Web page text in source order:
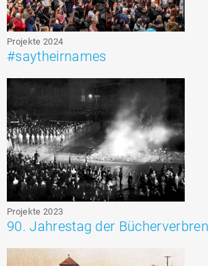
Projekte 2024
#saytheirnames
Projekte 2023
90. Jahrestag der